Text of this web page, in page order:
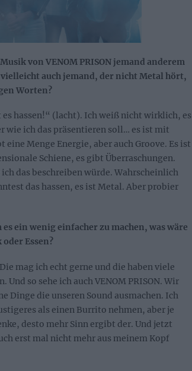
von VENOM PRISON jemand anderem
auch jemand, der nicht Metal hört,
Worten?
hassen!“ (lacht). Ich weiß nicht wirklich, es
wie ich das präsentieren soll… es ist mit
eine Menge Energie, aber auch Groove. Es ist
Schiene, es gibt Überraschungen.
das beschreiben würde. Wahrscheinlich
das hassen, es ist Metal. Aber probier
ein wenig einfacher zu machen, was wäre
Essen?
mag ich echt gerne und die haben viele
Und so sehe ich auch VENOM PRISON. Wir
Dinge die unseren Sound ausmachen. Ich
als einen Burrito nehmen, aber je
desto mehr Sinn ergibt der. Und jetzt
erst mal nicht mehr aus meinem Kopf